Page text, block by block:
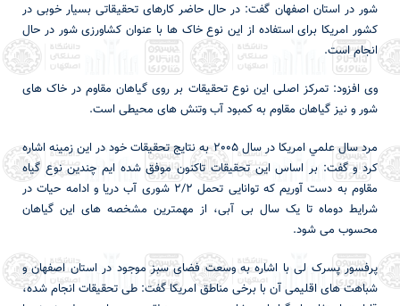
شور در استان اصفهان گفت: در حال حاضر کارهای تحقیقاتی بسیار خوبی در
کشور امریکا برای استفاده از این نوع خاک ها با عنوان کشاورزی شور در حال
انجام است.
وی افزود: تمرکز اصلی این نوع تحقیقات بر روی گیاهان مقاوم در خاک های
شور و نیز گیاهان مقاوم به کمبود آب وتنش های محیطی است.
مرد سال علمي امريكا در سال 2005 به نتایج تحقیقات خود در این زمینه اشاره
کرد و گفت: بر اساس این تحقیقات تاکنون موفق شده ایم چندین نوع گیاه
مقاوم به دست آوریم که توانایی تحمل 2/2 شوری آب دریا و ادامه حیات در
شرایط دوماه تا یک سال بی آبی، از مهمترین مشخصه های این گیاهان
محسوب می شود.
پرفسور پسرک لی با اشاره به وسعت فضای سبز موجود در استان اصفهان و
شباهت های اقلیمی آن با برخی مناطق امریکا گفت: طی تحقیقات انجام شده،